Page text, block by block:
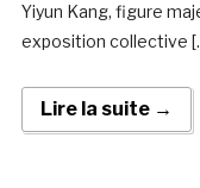
Yiyun Kang, figure
exposition collective
Lire la suite →